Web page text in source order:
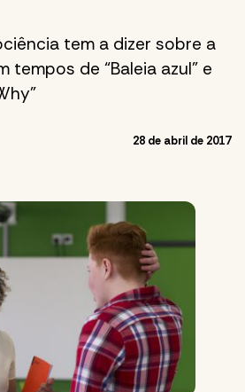
tem a dizer sobre a
tempos de “Baleia azul” e
28 de abril de 2017